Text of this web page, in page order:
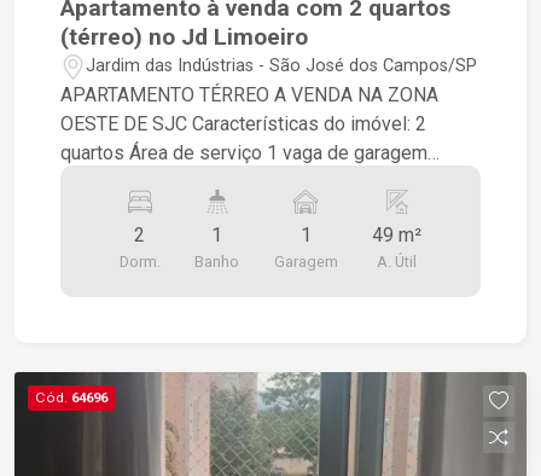
Apartamento à venda com 2 quartos
(térreo) no Jd Limoeiro
Jardim das Indústrias - São José dos Campos/SP
APARTAMENTO TÉRREO A VENDA NA ZONA
OESTE DE SJC Características do imóvel: 2
quartos Área de serviço 1 vaga de garagem
acessibilidade) Ideal para: Quem não quer subir
escadas Idosos ou famílias com crianças
Investidores (ótima liquidez) Ótimo custo-
2
Dorm.
1
Banho
1
Garagem
49 m²
A. Útil
Cód. 64696